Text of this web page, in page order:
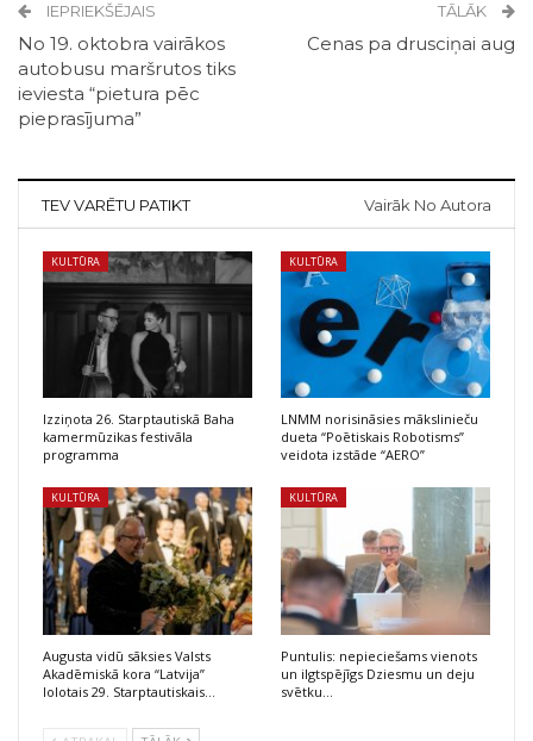
IEPRIEKŠĒJAIS
No 19. oktobra vairākos
autobusu maršrutos tiks
ieviesta “pietura pēc
pieprasījuma”
TĀLĀK
Cenas pa drusciņai aug
TEV VARĒTU PATIKT Vairāk No Autora
KULTŪRA
Izziņota 26. Starptautiskā Baha
kamermūzikas festivāla
programma
KULTŪRA
LNMM norisināsies mākslinieču
dueta “Poētiskais Robotisms”
veidota izstāde “AERO”
KULTŪRA
Augusta vidū sāksies Valsts
Akadēmiskā kora “Latvija”
lolotais 29. Starptautiskais…
KULTŪRA
Puntulis: nepieciešams vienots
un ilgtspējīgs Dziesmu un deju
svētku…